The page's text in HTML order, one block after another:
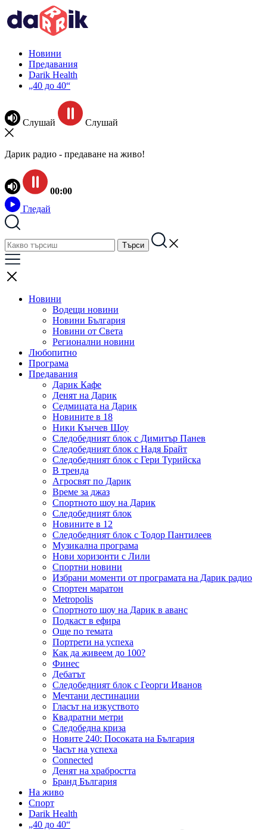
Новини
Предавания
Darik Health
„40 до 40“
Слушай Слушай
Дарик радио - предаване на живо!
00:00
Гледай
Новини
Водещи новини
Новини България
Новини от Света
Регионални новини
Любопитно
Програма
Предавания
Дарик Кафе
Денят на Дарик
Седмицата на Дарик
Новините в 18
Ники Кънчев Шоу
Следобедният блок с Димитър Панев
Следобедният блок с Надя Брайт
Следобедният блок с Гери Турийска
В тренда
Агросвят по Дарик
Време за джаз
Спортното шоу на Дарик
Следобедният блок
Новините в 12
Следобедният блок с Тодор Пантилеев
Музикална програма
Нови хоризонти с Лили
Спортни новини
Избрани моменти от програмата на Дарик радио
Спортен маратон
Metropolis
Спортното шоу на Дарик в аванс
Подкаст в ефира
Още по темата
Портрети на успеха
Как да живеем до 100?
Финес
Дебатът
Следобедният блок с Георги Иванов
Мечтани дестинации
Гласът на изкуството
Квадратни метри
Следобедна криза
Новите 240: Посоката на България
Часът на успеха
Connected
Денят на храбростта
Бранд България
На живо
Спорт
Darik Health
„40 до 40“